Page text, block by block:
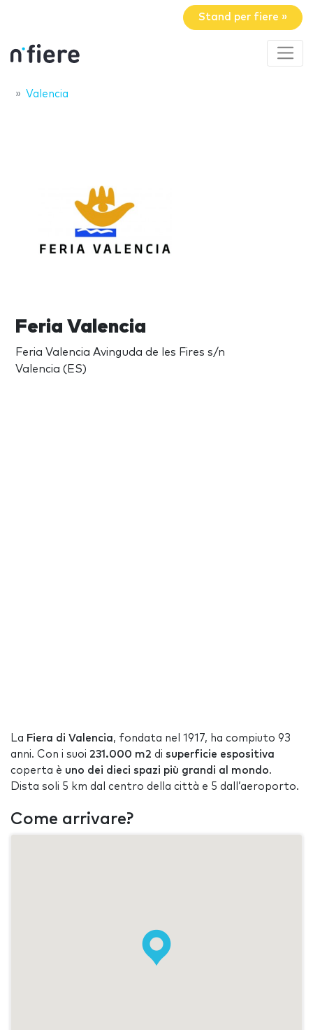
Stand per fiere »
Valencia
Feria Valencia
Feria Valencia Avinguda de les Fires s/n
Valencia (ES)
La Fiera di Valencia, fondata nel 1917, ha compiuto 93
anni. Con i suoi 231.000 m2 di superficie espositiva
coperta è uno dei dieci spazi più grandi al mondo.
Dista soli 5 km dal centro della città e 5 dall’aeroporto.
Come arrivare?